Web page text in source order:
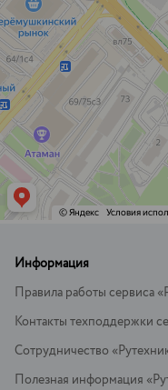
Информация
Правила работы сервиса
Контакты техподдержки
Сотрудничество
Полезная информация